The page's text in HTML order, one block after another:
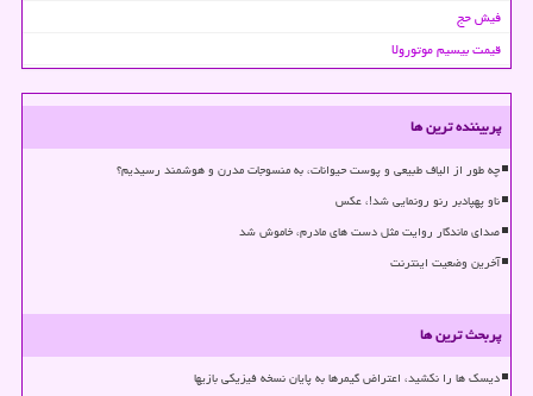
فیش حج
قیمت بیسیم موتورولا
پربیننده ترین ها
چه طور از الیاف طبیعی و پوست حیوانات، به منسوجات مدرن و هوشمند رسیدیم؟
ناو پهپادبر رنو رونمایی شد!، عکس
صدای ماندگار روایت مثل دست های مادرم، خاموش شد
آخرین وضعیت اینترنت
پربحث ترین ها
دیسک ها را نکشید، اعتراض گیمرها به پایان نسخه فیزیکی بازیها